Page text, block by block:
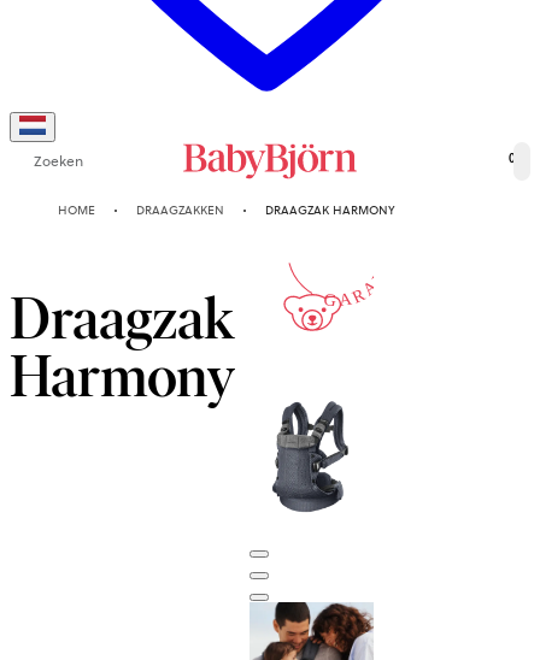
Zoeken 0
HOME DRAAGZAKKEN DRAAGZAK HARMONY
Draagzak
Harmony
10-JAAR
GARANTIE